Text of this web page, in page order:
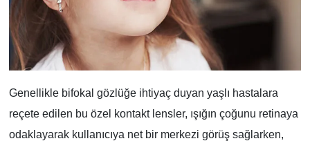
Genellikle bifokal gözlüğe ihtiyaç duyan yaşlı hastalara
reçete edilen bu özel kontakt lensler, ışığın çoğunu retinaya
odaklayarak kullanıcıya net bir merkezi görüş sağlarken,